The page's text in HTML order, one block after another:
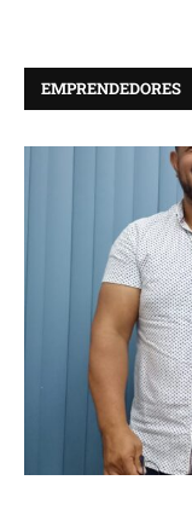
EMPRENDEDORES